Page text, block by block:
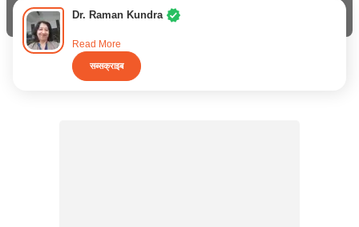
Dr. Raman Kundra
Read More
सब्सक्राइब